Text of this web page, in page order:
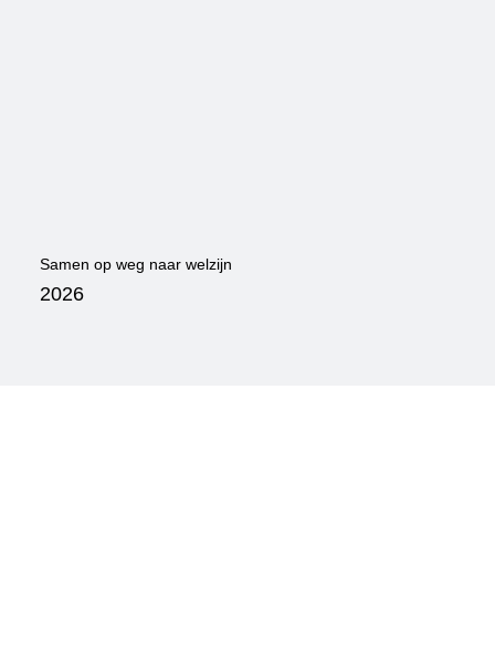
Samen op weg naar welzijn
2026